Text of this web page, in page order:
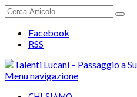
Facebook
RSS
Menu navigazione